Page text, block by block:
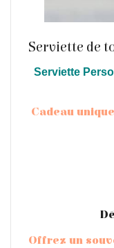
Serviette de
Serviette
Cadeau
Offrez un